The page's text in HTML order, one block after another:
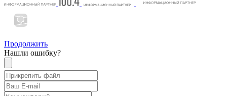
Продолжить
Нашли ошибку?